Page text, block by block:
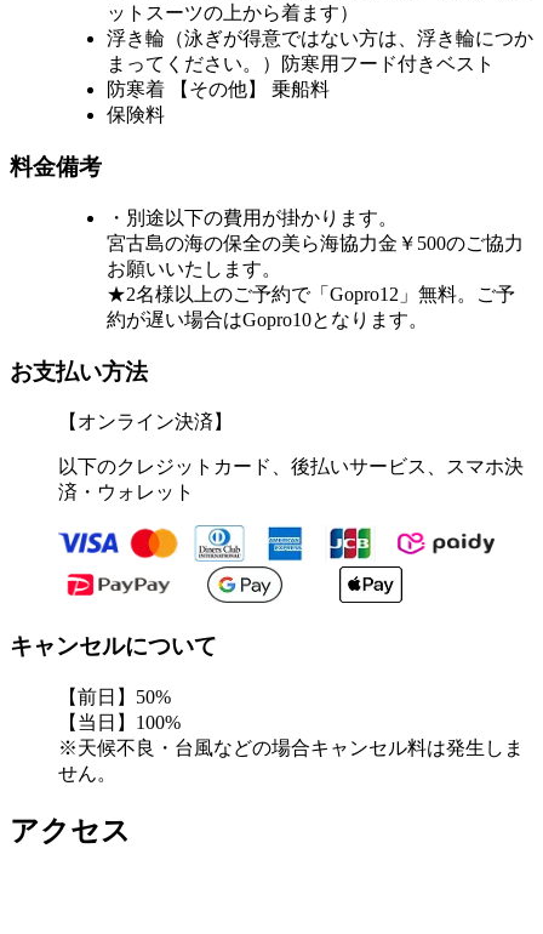
ットスーツの上から着ます）
浮き輪（泳ぎが得意ではない方は、浮き輪につか
まってください。）防寒用フード付きベスト
防寒着 【その他】 乗船料
保険料
料金備考
・別途以下の費用が掛かります。
宮古島の海の保全の美ら海協力金￥500のご協力
お願いいたします。
★2名様以上のご予約で「Gopro12」無料。ご予
約が遅い場合はGopro10となります。
お支払い方法
【オンライン決済】
以下のクレジットカード、後払いサービス、スマホ決
済・ウォレット
キャンセルについて
【前日】50%
【当日】100%
※天候不良・台風などの場合キャンセル料は発生しま
せん。
アクセス